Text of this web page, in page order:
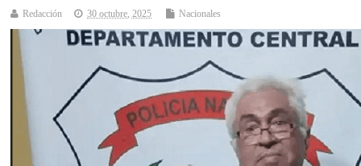
Redacción 30 octubre, 2025 Nacionales